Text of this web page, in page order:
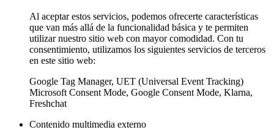
Al aceptar estos servicios, podemos ofrecerte características
que van más allá de la funcionalidad básica y te permiten
utilizar nuestro sitio web con mayor comodidad. Con tu
consentimiento, utilizamos los siguientes servicios de terceros
en este sitio web:
Google Tag Manager, UET (Universal Event Tracking)
Microsoft Consent Mode, Google Consent Mode, Klarna,
Freshchat
Contenido multimedia externo